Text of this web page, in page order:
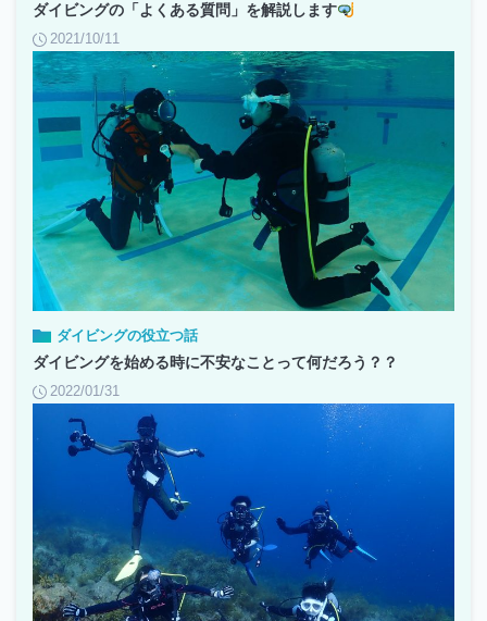
ダイビングの「よくある質問」を解説します
2021/10/11
ダイビングの役立つ話
ダイビングを始める時に不安なことって何だろう？？
2022/01/31